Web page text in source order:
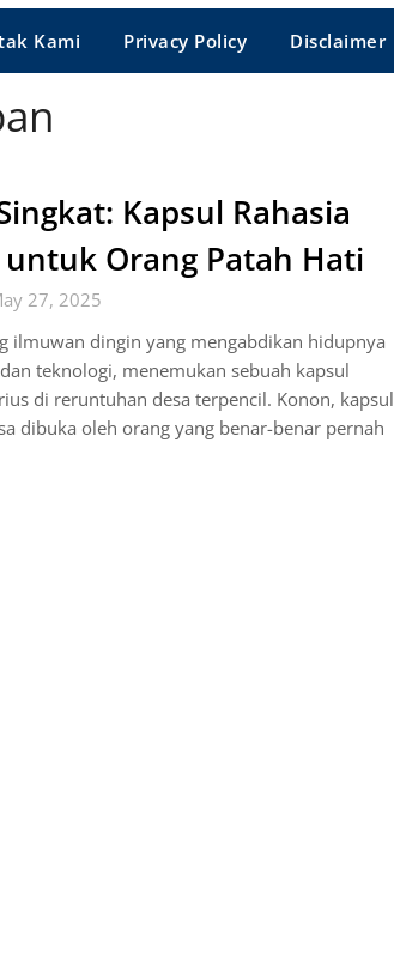
Kami Privacy Policy Disclaimer
Kapsul Rahasia
Orang Patah Hati
27, 2025
ilmuwan dingin yang mengabdikan hidupnya
teknologi, menemukan sebuah kapsul
di reruntuhan desa terpencil. Konon, kapsul
dibuka oleh orang yang benar-benar pernah